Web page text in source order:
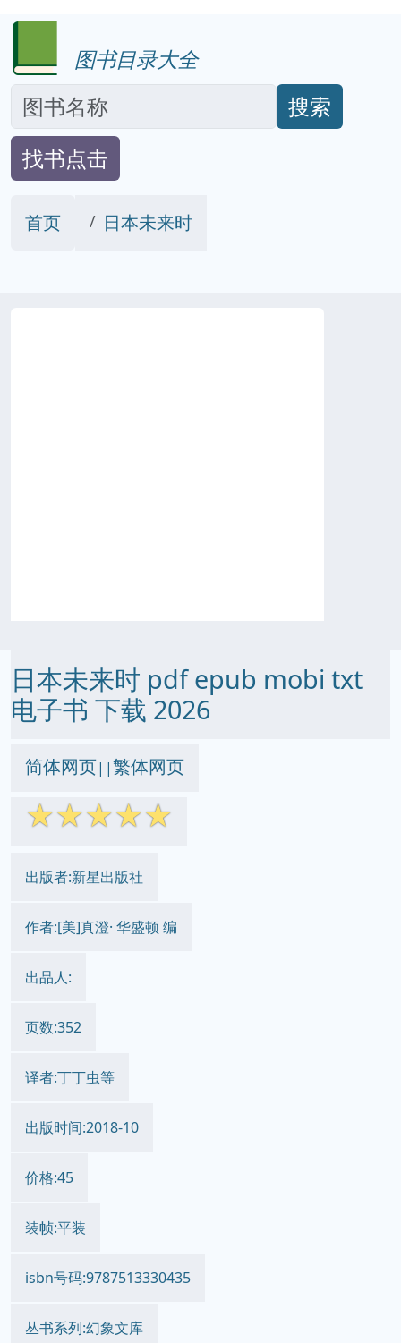
图书目录大全
搜索
找书点击
首页 日本未来时
日本未来时 pdf epub mobi txt
电子书 下载 2026
简体网页||繁体网页
☆☆☆☆☆
出版者:新星出版社
作者:[美]真澄· 华盛顿 编
出品人:
页数:352
译者:丁丁虫等
出版时间:2018-10
价格:45
装帧:平装
isbn号码:9787513330435
丛书系列:幻象文库